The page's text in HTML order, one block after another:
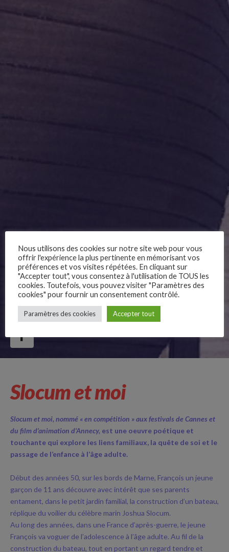
Follow Us
Slocum et moi
Slocum et moi, nommé « en compétition » aux festivals de Cannes et
du film d’animation d’Annecy, est une oeuvre poétique et
touchante qui explore les liens familiaux, la quête de soi et le
passage de l’enfance à l’âge adulte.
Début des années 50, sur les bords de Marne, François un jeune
garçon de 11 ans découvre avec intérêt que ses parents
entament, dans le petit jardin familial, la construction d’un bateau,
réplique du voilier du célèbre marin Joshua Slocum.
Au long des années, dans une France d’après-guerre, le jeune
François va voguer de l’adolescence à l’âge adulte. Au fil de la
construction du bateau, tout en portant un regard tendre et
Nous utilisons des cookies sur notre site web pour vous
offrir l'expérience la plus pertinente en mémorisant vos
préférences et vos visites répétées. En cliquant sur
"Accepter tout", vous consentez à l'utilisation de TOUS les
cookies. Toutefois, vous pouvez visiter "Paramètres des
cookies" pour fournir un consentement contrôlé.
Paramètres des cookies Accepter tout